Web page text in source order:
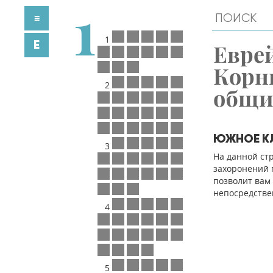
ЮЖНОЕ
На данной
захоронений
позволит
1 1
2
3
4
5
≡
E